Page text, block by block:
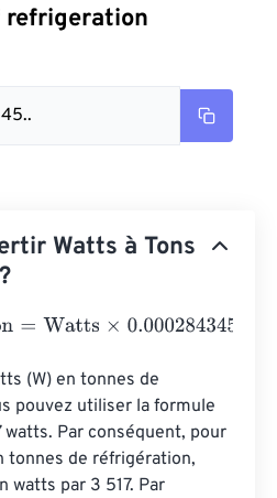
refrigeration
Watts à Tons
Watts ×0.000284345
(W) en tonnes de
pouvez utiliser la formule
watts. Par conséquent, pour
tonnes de réfrigération,
watts par 3 517. Par